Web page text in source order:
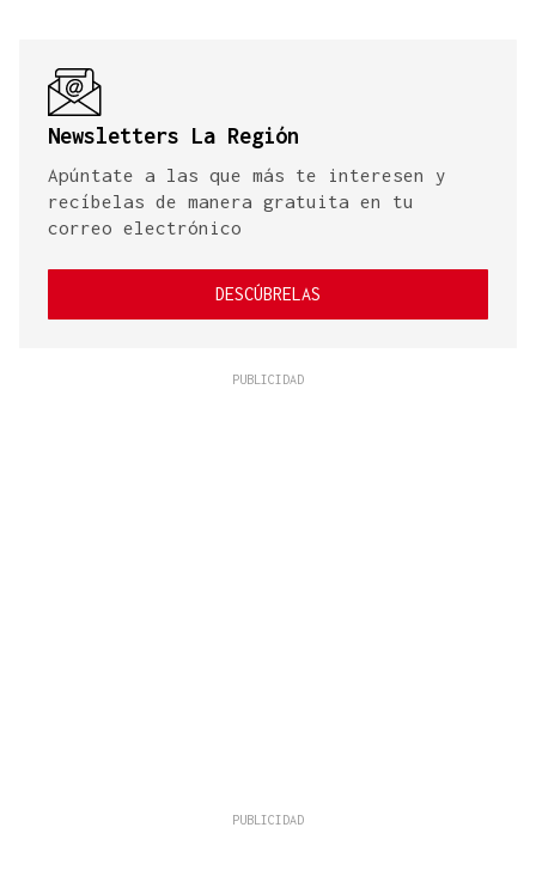
Newsletters La Región
Apúntate a las que más te interesen y
recíbelas de manera gratuita en tu
correo electrónico
DESCÚBRELAS